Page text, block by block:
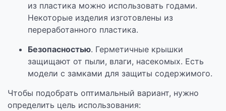
из пластика можно использовать годами.
Некоторые изделия изготовлены из
переработанного пластика.
Безопасностью. Герметичные крышки
защищают от пыли, влаги, насекомых. Есть
модели с замками для защиты содержимого.
Чтобы подобрать оптимальный вариант, нужно
определить цель использования: